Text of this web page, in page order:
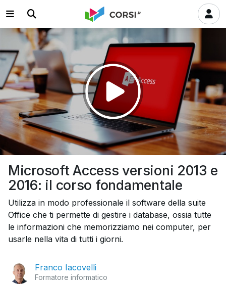
Microsoft Access versioni 2013 e
2016: il corso fondamentale
Utilizza in modo professionale il software della suite
Office che ti permette di gestire i database, ossia tutte
le informazioni che memorizziamo nei computer, per
usarle nella vita di tutti i giorni.
Franco Iacovelli
Formatore informatico
Riprodurre
il
video